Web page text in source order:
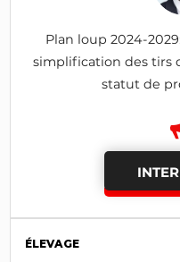
Plan loup 2024-
simplification des tirs
statut de
ÉLEVAGE